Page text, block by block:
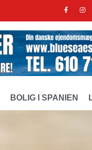
BOLIG I SPANIEN